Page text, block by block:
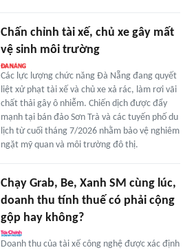
Chấn chỉnh tài xế, chủ xe gây mất
vệ sinh môi trường
Các lực lượng chức năng Đà Nẵng đang quyết
liệt xử phạt tài xế và chủ xe xả rác, làm rơi vãi
chất thải gây ô nhiễm. Chiến dịch được đẩy
mạnh tại bán đảo Sơn Trà và các tuyến phố du
lịch từ cuối tháng 7/2026 nhằm bảo vệ nghiêm
ngặt mỹ quan và môi trường đô thị.
Chạy Grab, Be, Xanh SM cùng lúc,
doanh thu tính thuế có phải cộng
gộp hay không?
Doanh thu của tài xế công nghệ được xác định